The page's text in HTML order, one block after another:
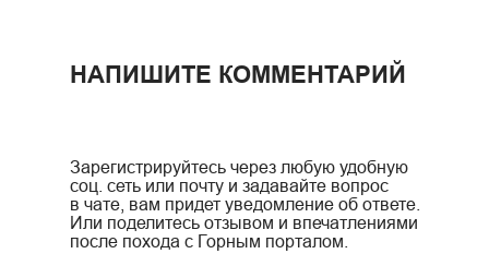
Зарегистрируйтесь через любую удобную
соц. сеть или почту и задавайте вопрос
в чате, вам придет уведомление об ответе.
Или поделитесь отзывом и впечатлениями
после похода с Горным порталом.
НАПИШИТЕ КОММЕНТАРИЙ